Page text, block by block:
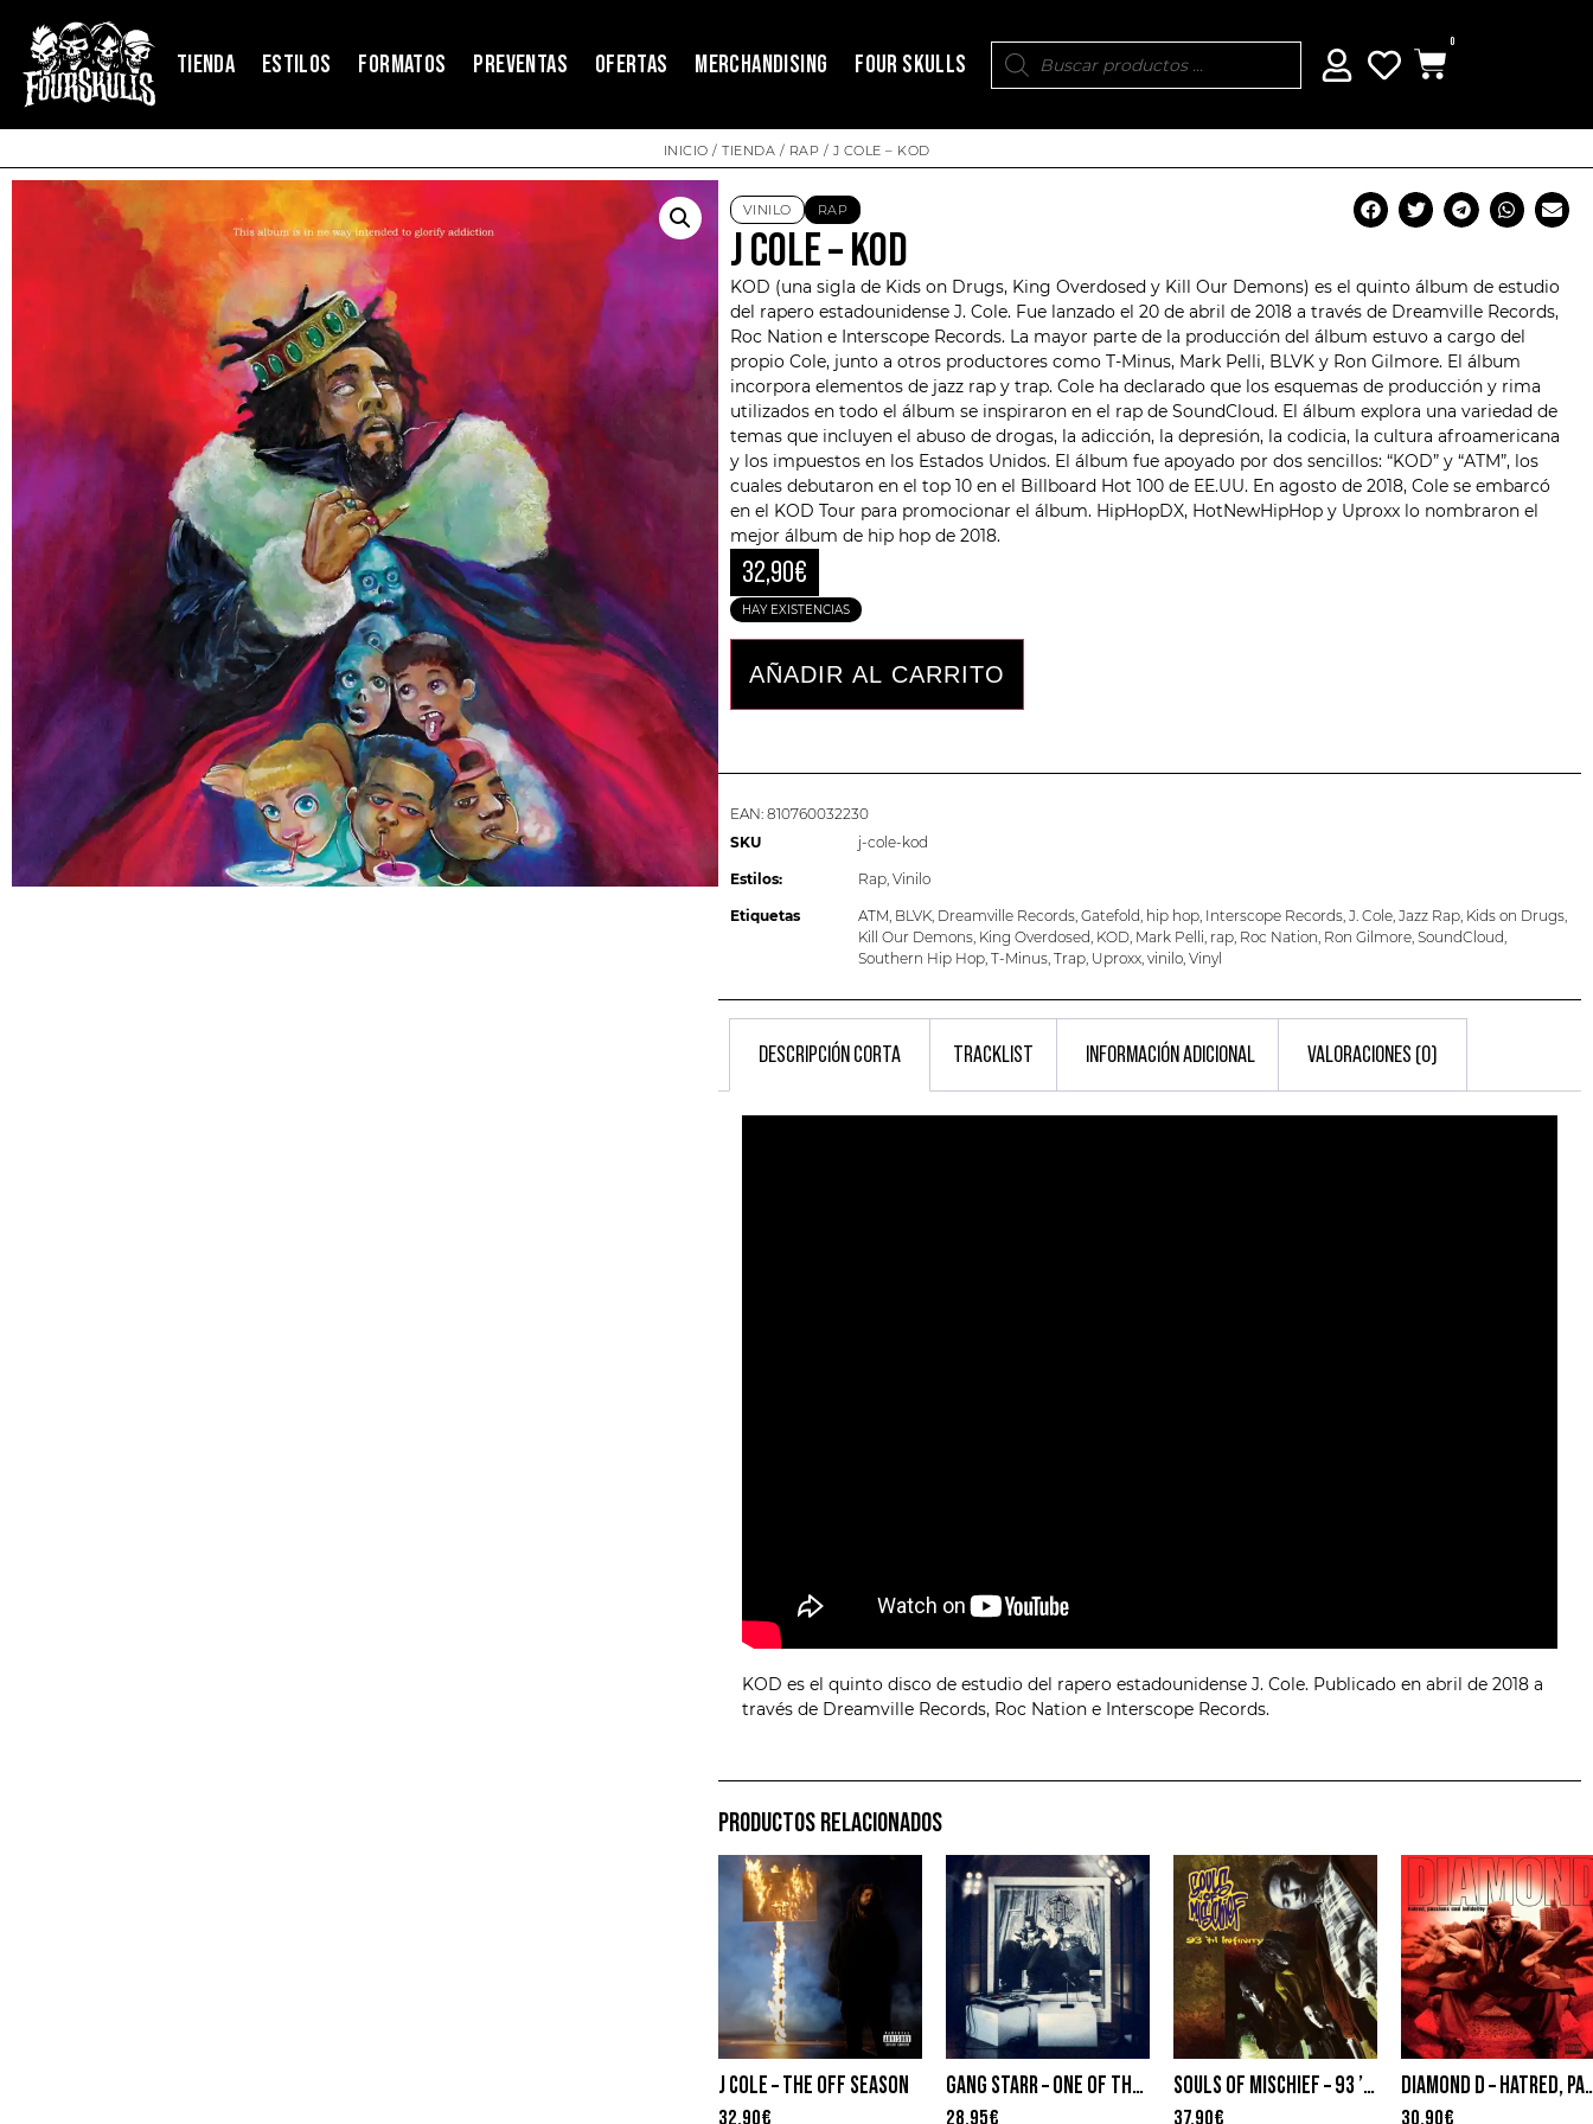
TIENDA ESTILOS FORMATOS PREVENTAS OFERTAS MERCHANDISING FOUR SKULLS
0
INICIO / TIENDA / RAP / J COLE – KOD
VINILO RAP
J COLE – KOD
KOD (una sigla de Kids on Drugs, King Overdosed y Kill Our Demons) es el quinto álbum de estudio
del rapero estadounidense J. Cole. Fue lanzado el 20 de abril de 2018 a través de Dreamville Records,
Roc Nation e Interscope Records. La mayor parte de la producción del álbum estuvo a cargo del
propio Cole, junto a otros productores como T-Minus, Mark Pelli, BLVK y Ron Gilmore. El álbum
incorpora elementos de jazz rap y trap. Cole ha declarado que los esquemas de producción y rima
utilizados en todo el álbum se inspiraron en el rap de SoundCloud. El álbum explora una variedad de
temas que incluyen el abuso de drogas, la adicción, la depresión, la codicia, la cultura afroamericana
y los impuestos en los Estados Unidos. El álbum fue apoyado por dos sencillos: “KOD” y “ATM”, los
cuales debutaron en el top 10 en el Billboard Hot 100 de EE.UU. En agosto de 2018, Cole se embarcó
en el KOD Tour para promocionar el álbum. HipHopDX, HotNewHipHop y Uproxx lo nombraron el
mejor álbum de hip hop de 2018.
32,90€
HAY EXISTENCIAS
AÑADIR AL CARRITO
EAN: 810760032230
SKU
j-cole-kod
Estilos: Rap, Vinilo
Etiquetas ATM, BLVK, Dreamville Records, Gatefold, hip hop, Interscope Records, J. Cole, Jazz Rap, Kids on Drugs,
Kill Our Demons, King Overdosed, KOD, Mark Pelli, rap, Roc Nation, Ron Gilmore, SoundCloud,
Southern Hip Hop, T-Minus, Trap, Uproxx, vinilo, Vinyl
DESCRIPCIÓN CORTA TRACKLIST INFORMACIÓN ADICIONAL VALORACIONES (0)
KOD es el quinto disco de estudio del rapero estadounidense J. Cole. Publicado en abril de 2018 a
través de Dreamville Records, Roc Nation e Interscope Records.
PRODUCTOS RELACIONADOS
J COLE – THE OFF SEASON
32,90€
GANG STARR – ONE OF THE BEST YET
28,95€
SOULS OF MISCHIEF – 93 ’TIL INFINITY
37,90€
DIAMOND D –
30,90€